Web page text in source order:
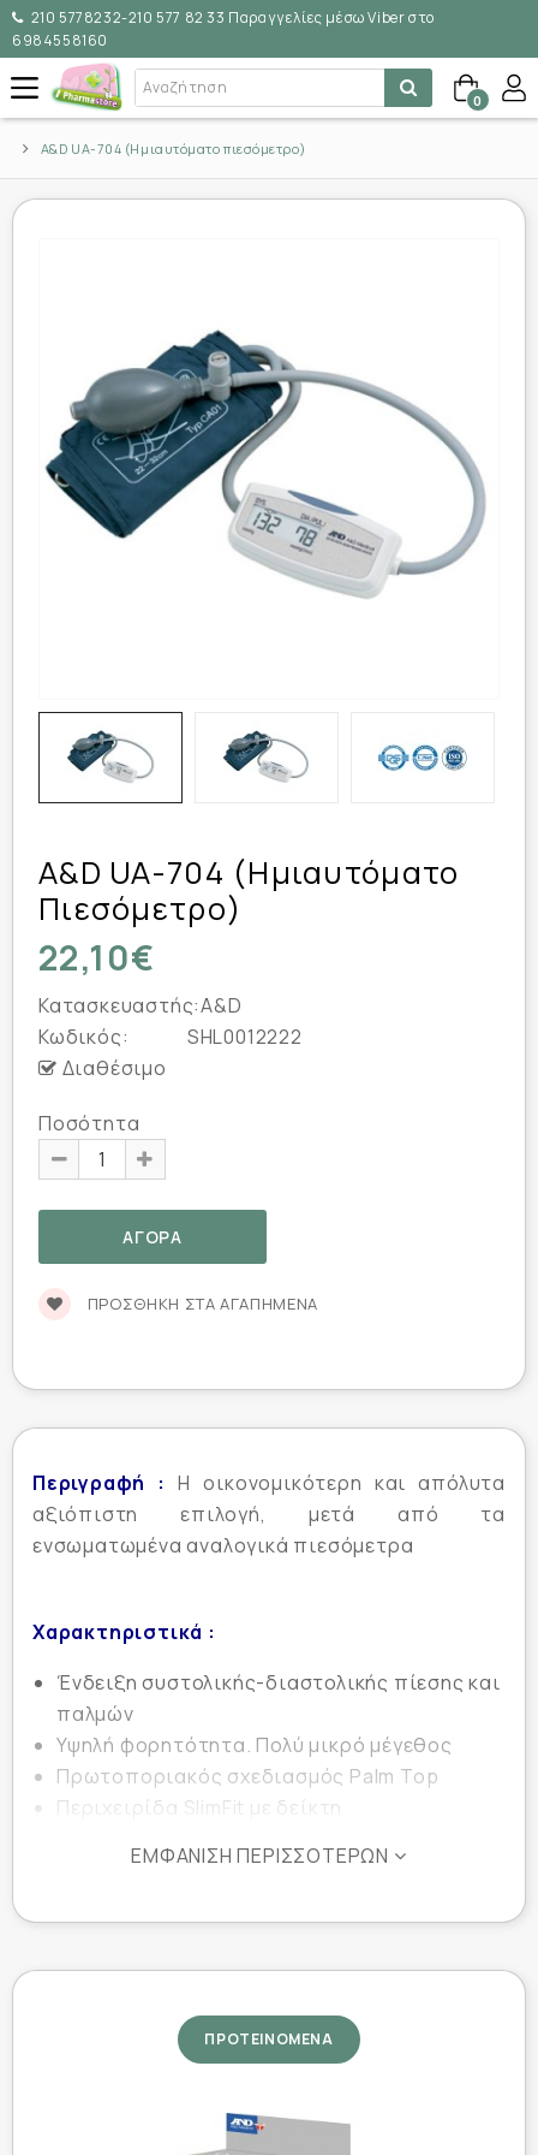
210 5778232-210 577 82 33 Παραγγελίες μέσω Viber στο
6984558160
0
A&D UA-704 (Ημιαυτόματο πιεσόμετρο)
A&D UA-704 (Ημιαυτόματο
Πιεσόμετρο)
22,10€
Κατασκευαστής:A&D
Κωδικός:
SHL0012222
Διαθέσιμο
Ποσότητα
ΠΡΟΣΘΉΚΗ ΣΤΑ ΑΓΑΠΗΜΈΝΑ
Περιγραφή : Η οικονομικότερη και απόλυτα
αξιόπιστη επιλογή, μετά από τα
ενσωματωμένα αναλογικά πιεσόμετρα
Χαρακτηριστικά :
Ένδειξη συστολικής-διαστολικής πίεσης και
παλμών
Υψηλή φορητότητα. Πολύ μικρό μέγεθος
Πρωτοποριακός σχεδιασμός Palm Top
Περιχειρίδα SlimFit με δείκτη
Λειτουργία με μια αλκαλική μπαταρία “ΑΑ”
IHB - Δείκτης αρρυθμίας και δυνατότητα
μέτρησης υπό συνθήκες αρρυθμίας ή
BHS - Ανώτατος βαθμός κλινικής
αξιολόγησης βάσει του πρωτόκολλου BHS
Ένδειξη χαμηλής μπαταρίας
ΕΜΦΆΝΙΣΗ ΠΕΡΙΣΣΌΤΕΡΩΝ
ΠΡΟΤΕΙΝΟΜΕΝΑ